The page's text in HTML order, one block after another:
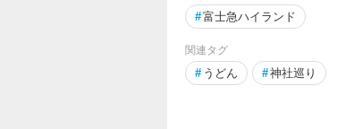
#富士急ハイランド
関連タグ
# うどん #神社巡り